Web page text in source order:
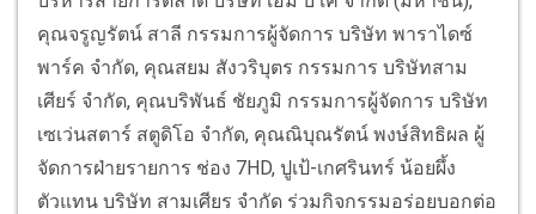
คุณจรูญรัตน์ สาลี กรรมการผู้จัดการ บริษัท พาราไดซ์
พาร์ค จำกัด, คุณสยม สังวริบุตร กรรมการ บริษัทสาม
เศียร์ จำกัด, คุณบริพันธ์ ชัยภูมิ กรรมการผู้จัดการ บริษัท
เซเว่นสตาร์ สตูดิโอ จำกัด, คุณณิบุณรัตน์ พงษ์สิทธิผล ผู้
จัดการฝ่ายรายการ ช่อง 7HD, ปูเป้-เกศรินทร์ น้อยผึ้ง
ตัวแทน บริษัท สามเศียร จำกัด ร่วมกิจกรรมอร่อยบอกต่อ